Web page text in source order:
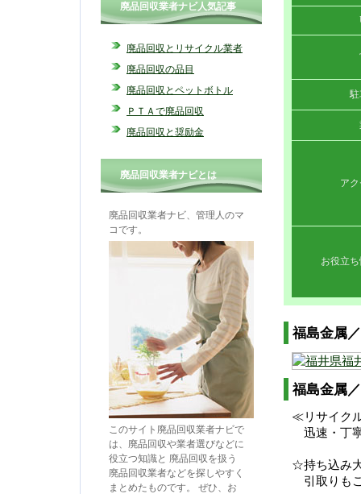
ア
お役立
福島金属
福島金属
≪リサイク
迅速・丁
☆持ち込み
引取りも
廃品回収業者ナビ人気記事
廃品回収とリサイクル業者
廃品回収の品目
廃品回収とペットボトル
ＰＴＡで廃品回収
廃品回収と奨励金
廃品回収業者ナビとは
廃品回収業者ナビ、管理人のマ
コです。
このサイト廃品回収業者ナビで
は、廃品回収や業者選びなどに
役立つ知識と 廃品回収を扱う
廃品回収業者などを探しやすく
まとめたものです。 ぜひ、お